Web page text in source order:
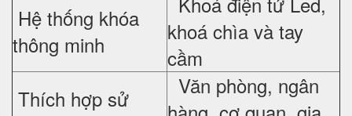
Hệ thống khóa
thông minh
khoá chìa và tay
cầm
Thích hợp sử
Văn phòng, ngân